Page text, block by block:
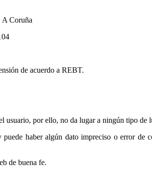
A Coruña
de acuerdo a REBT.
usuario, por ello, no da lugar a ningún tipo de
haber algún dato impreciso o error de
de buena fe.